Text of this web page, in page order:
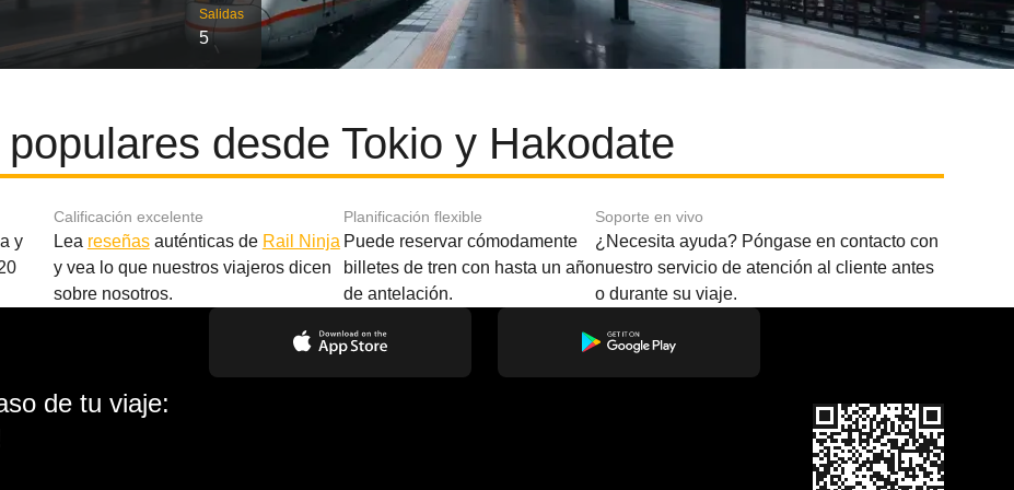
Salidas
5
desde Tokio y Hakodate
y
Calificación excelente
Lea reseñasauténticas de Rail Ninja
y vea lo que nuestros viajeros dicen
sobre nosotros.
Planificación flexible
Puede reservar cómodamente
billetes de tren con hasta un año
de antelación.
Soporte en vivo
¿Necesita ayuda? Póngase en contacto con
nuestro servicio de atención al cliente antes
o durante su viaje.
de tu viaje: